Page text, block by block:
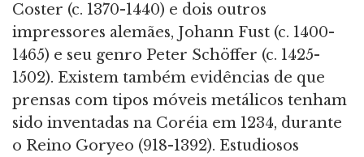
Coster (c. 1370-1440) e dois outros
impressores alemães, Johann Fust (c. 1400-
1465) e seu genro Peter Schöffer (c. 1425-
1502). Existem também evidências de que
prensas com tipos móveis metálicos tenham
sido inventadas na Coréia em 1234, durante
o Reino Goryeo (918-1392). Estudiosos